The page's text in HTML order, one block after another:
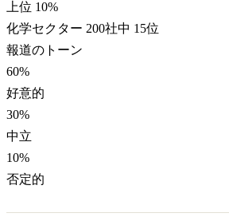
上位 10%
化学セクター 200社中 15位
報道のトーン
60%
好意的
30%
中立
10%
否定的